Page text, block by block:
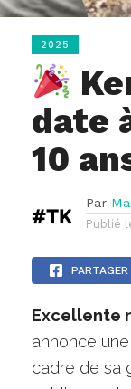
2025
date
10
Par
Publié
PARTAGER
Excellente
annonce une
cadre de sa